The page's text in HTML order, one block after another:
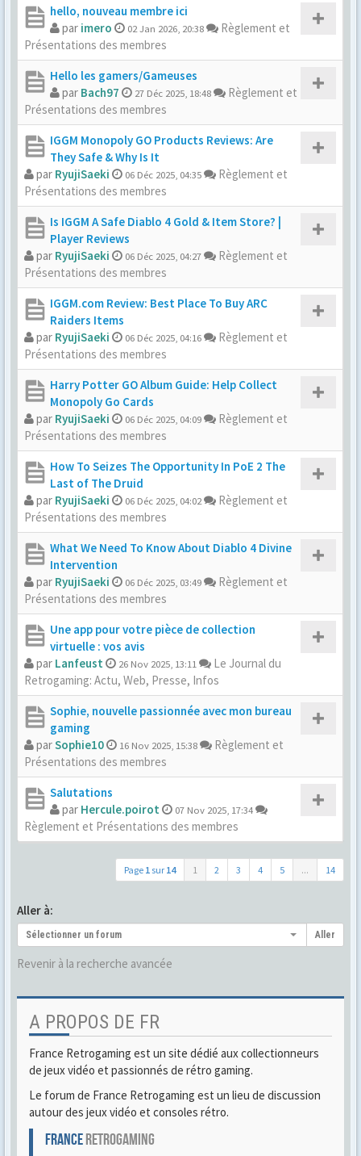
hello, nouveau membre ici
par imero 02 Jan 2026, 20:38
Règlement et
Présentations des membres
Hello les gamers/Gameuses
par Bach97 27 Déc 2025, 18:48
Règlement et
Présentations des membres
IGGM Monopoly GO Products Reviews: Are
They Safe & Why Is It
par RyujiSaeki 06 Déc 2025, 04:35
Règlement et
Présentations des membres
Is IGGM A Safe Diablo 4 Gold & Item Store? |
Player Reviews
par RyujiSaeki 06 Déc 2025, 04:27
Règlement et
Présentations des membres
IGGM.com Review: Best Place To Buy ARC
Raiders Items
par RyujiSaeki 06 Déc 2025, 04:16
Règlement et
Présentations des membres
Harry Potter GO Album Guide: Help Collect
Monopoly Go Cards
par RyujiSaeki 06 Déc 2025, 04:09
Règlement et
Présentations des membres
How To Seizes The Opportunity In PoE 2 The
Last of The Druid
par RyujiSaeki 06 Déc 2025, 04:02
Règlement et
Présentations des membres
What We Need To Know About Diablo 4 Divine
Intervention
par RyujiSaeki 06 Déc 2025, 03:49
Règlement et
Présentations des membres
Une app pour votre pièce de collection
virtuelle : vos avis
par Lanfeust 26 Nov 2025, 13:11
Le Journal du
Retrogaming: Actu, Web, Presse, Infos
Sophie, nouvelle passionnée avec mon bureau
gaming
parSophie10 16 Nov 2025, 15:38
Règlement et
Présentations des membres
Salutations
par Hercule.poirot 07 Nov 2025, 17:34
Règlement et Présentations des membres
Page 1 sur 14 1 2 3 4 5 ... 14
Aller à:
Sélectionner un forum Aller
Revenir à la recherche avancée
A PROPOS DE FR
France Retrogaming est un site dédié aux collectionneurs
de jeux vidéo et passionnés de rétro gaming.
Le forum de France Retrogaming est un lieu de discussion
autour des jeux vidéo et consoles rétro.
FRANCERETROGAMING